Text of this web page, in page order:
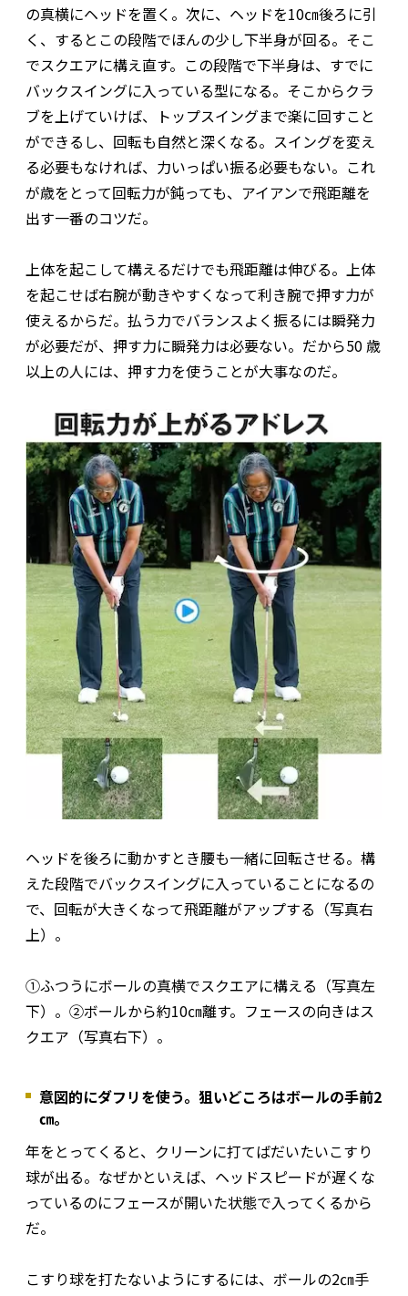
の真横にヘッドを置く。次に、ヘッドを10㎝後ろに引
く、するとこの段階でほんの少し下半身が回る。そこ
でスクエアに構え直す。この段階で下半身は、すでに
バックスイングに入っている型になる。そこからクラ
ブを上げていけば、トップスイングまで楽に回すこと
ができるし、回転も自然と深くなる。スイングを変え
る必要もなければ、力いっぱい振る必要もない。これ
が歳をとって回転力が鈍っても、アイアンで飛距離を
出す一番のコツだ。
上体を起こして構えるだけでも飛距離は伸びる。上体
を起こせば右腕が動きやすくなって利き腕で押す力が
使えるからだ。払う力でバランスよく振るには瞬発力
が必要だが、押す力に瞬発力は必要ない。だから50 歳
以上の人には、押す力を使うことが大事なのだ。
ヘッドを後ろに動かすとき腰も一緒に回転させる。構
えた段階でバックスイングに入っていることになるの
で、回転が大きくなって飛距離がアップする（写真右
上）。
①ふつうにボールの真横でスクエアに構える（写真左
下）。②ボールから約10㎝離す。フェースの向きはス
クエア（写真右下）。
意図的にダフリを使う。狙いどころはボールの手前2
㎝。
年をとってくると、クリーンに打てばだいたいこすり
球が出る。なぜかといえば、ヘッドスピードが遅くな
っているのにフェースが開いた状態で入ってくるから
だ。
こすり球を打たないようにするには、ボールの2㎝手